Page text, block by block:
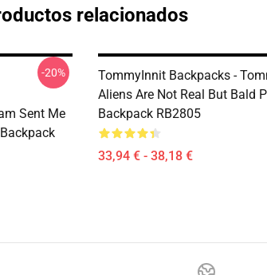
relacionados
Sent Me
-20%
TommyInnit Backpacks -
Aliens Are Not Real But Bald
Backpack RB2805
33,94 € - 38,18 €